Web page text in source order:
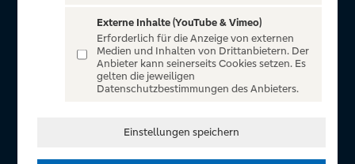
für alle Kunden der Volksbanken Raiffeisenbanken. Auf
unserem einzigartigen Portal finden Sie Tickets für
atemberaubende Konzerte, Musicals und Shows, die
Fußball-Bundesliga sowie die Champions League und die
In Zusammenarbeit mit
Externe Inhalte (YouTube & Vimeo)
Erforderlich für die Anzeige von externen
Medien und Inhalten von Drittanbietern. Der
Anbieter kann seinerseits Cookies setzen. Es
gelten die jeweiligen
Datenschutzbestimmungen des Anbieters.
Einstellungen speichern